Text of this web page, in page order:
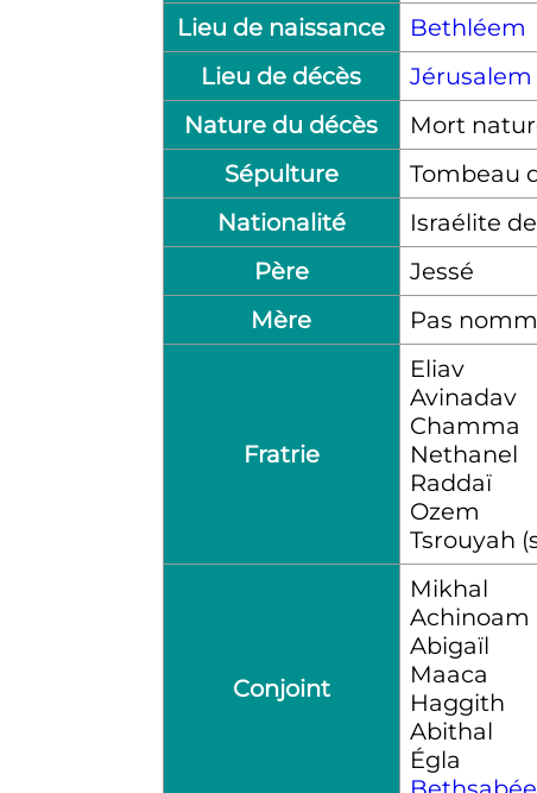
Lieu de naissance
Bethléem
Lieu de décès
Jérusalem
Nature du décès
Mort
Sépulture
Tombeau
Nationalité
Israélite
Père
Jessé
Mère
Pas
Fratrie
Eliav
Avinadav
Chamma
Nethanel
Raddaï
Ozem
Tsrouyah
Conjoint
Mikhal
Achinoam
Abigaïl
Maaca
Haggith
Abithal
Égla